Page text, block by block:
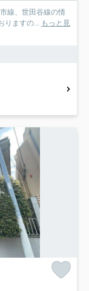
線、世田谷線の情
りますの...
もっと見